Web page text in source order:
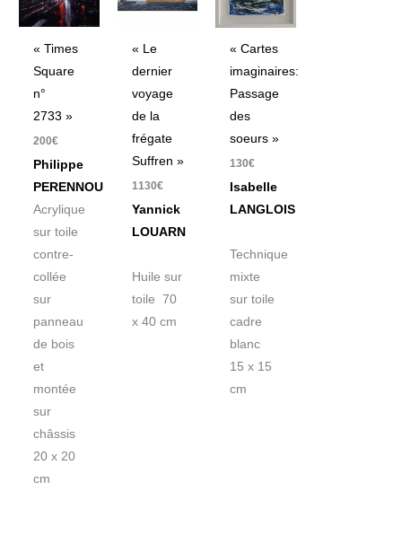
« Times
Square
n°
2733 »
200€
Philippe
PERENNOU
Acrylique
sur toile
contre-
collée
sur
panneau
de bois
et
montée
sur
châssis
20 x 20
cm
« Le
dernier
voyage
de la
frégate
Suffren »
1130€
Yannick
LOUARN
Huile sur
toile 70
x 40 cm
« Cartes
imaginaires:
Passage
des
soeurs »
130€
Isabelle
LANGLOIS
Technique
mixte
sur toile
cadre
blanc
15 x 15
cm